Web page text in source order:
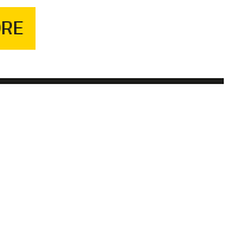
ชีวิตที่อาศัยอยู่บนโลก
มชาติอย่างหนึ่งที่ยังไม่